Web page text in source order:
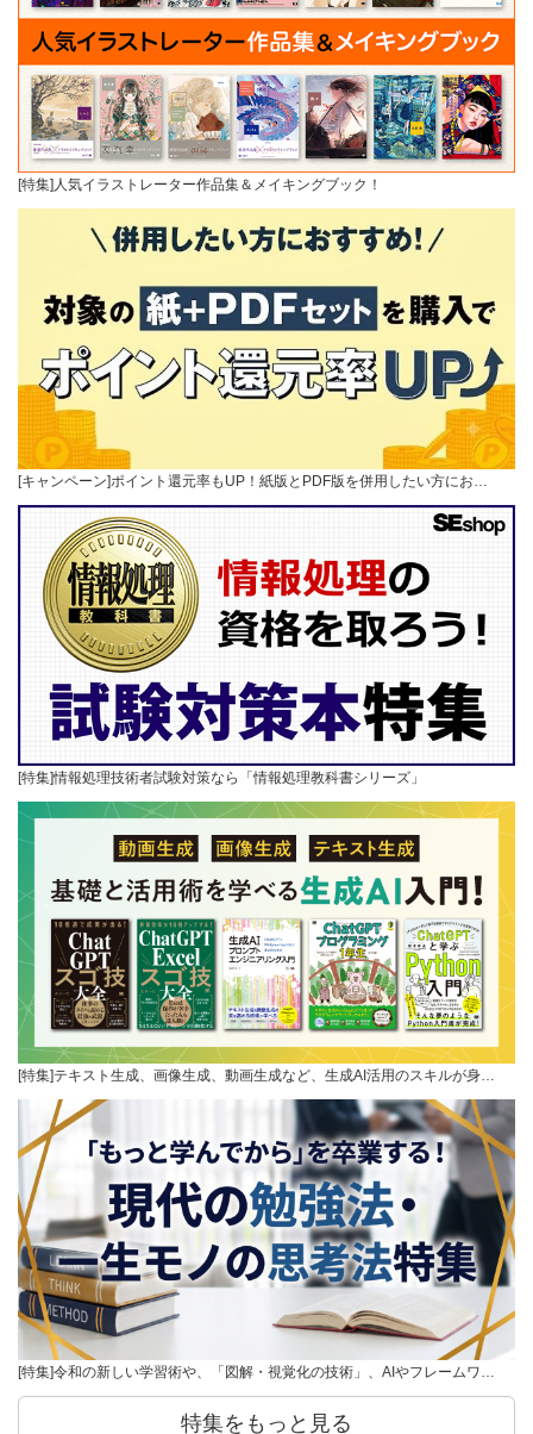
[特集]人気イラストレーター作品集＆メイキングブック！
[キャンペーン]ポイント還元率もUP！紙版とPDF版を併用したい方にお…
[特集]情報処理技術者試験対策なら「情報処理教科書シリーズ」
[特集]テキスト生成、画像生成、動画生成など、生成AI活用のスキルが身…
[特集]令和の新しい学習術や、「図解・視覚化の技術」、AIやフレームワ…
特集をもっと見る